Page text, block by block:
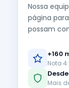
Nossa
página
possam
+160
Nota
Mais